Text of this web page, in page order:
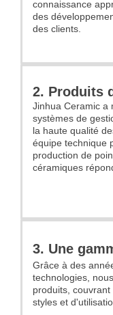
connaissance
des
des clients.
2. Produits
Jinhua Ceramic a
systèmes de
la haute qualité
équipe technique
production de
céramiques
3. Une
Grâce à des
technologies,
produits,
styles et